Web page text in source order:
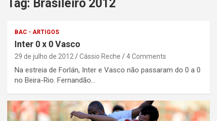
Tag: Brasileiro 2012
BAC - ARTIGOS
Inter 0 x 0 Vasco
29 de julho de 2012 Cássio Reche 4 Comments
Na estreia de Forlán, Inter e Vasco não passaram do 0 a 0
no Beira-Rio. Fernandão…